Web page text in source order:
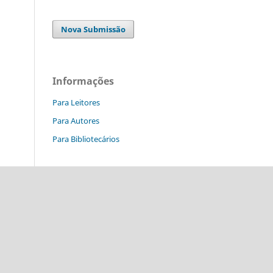
Nova Submissão
Informações
Para Leitores
Para Autores
Para Bibliotecários